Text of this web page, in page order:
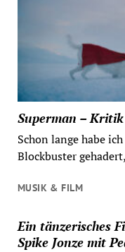
Superman – Kritik
Schon lange habe
Blockbuster
MUSIK & FILM
Ein tänzerisches
Spike Jonze mit